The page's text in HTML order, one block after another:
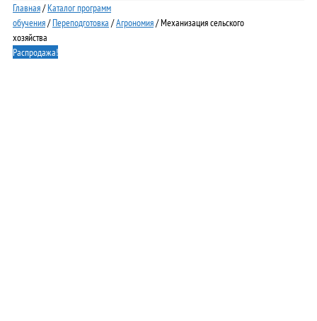
Главная/Каталог программ
обучения/Переподготовка /Агрономия/ Механизация сельского
хозяйства
Распродажа!